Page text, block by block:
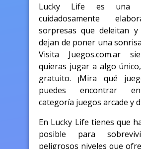
Lucky Life es una
cuidadosamente
sorpresas que deleitan y
dejan de poner una
Visita Juegos.com.ar
quieras jugar a algo
gratuito. ¡Mira qué
puedes encontrar
categoría juegos arcade y
En Lucky Life tienes que
posible para
peligrosos niveles que